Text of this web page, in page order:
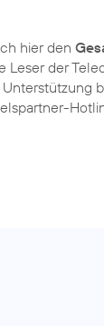
hier den
Leser der